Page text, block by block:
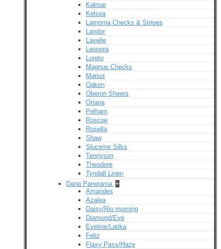
Kalmar
Kelsea
Lamorna Checks & Stripes
Landor
Lavelle
Leonora
Loreto
Magnus Checks
Marius
Oaken
Oberon Sheers
Oriana
Pelham
Roscoe
Rosella
Shaw
Slucerne Silks
Tennyson
Theodore
Tyndall Linen
Dana Panorama +
Amandes
Azalea
Daisy/Rio morning
Diamond/Eve
Eveline/Latika
Feliz
Flaxy Pass/Haze